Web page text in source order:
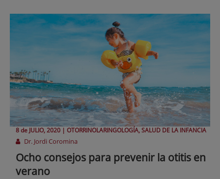
8 deJULIO, 2020 | OTORRINOLARINGOLOGÍA, SALUD DE LA INFANCIA
Dr. Jordi Coromina
Ocho consejos para prevenir la otitis en
verano